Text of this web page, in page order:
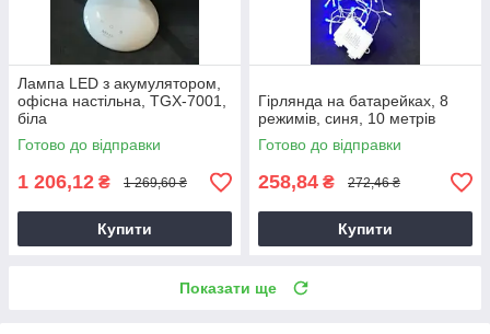
Лампа LED з акумулятором,
офісна настільна, TGX-7001,
біла
Готово до відправки
1 206,12 ₴ 1 269,60 ₴
Купити
Гірлянда на батарейках, 8
режимів, синя, 10 метрів
Готово до відправки
258,84 ₴ 272,46 ₴
Купити
Показати ще